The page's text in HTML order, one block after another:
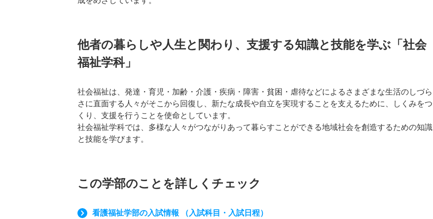
他者の暮らしや人生と関わり、支援する知識と技能を学ぶ「社会
福祉学科」
社会福祉は、発達・育児・加齢・介護・疾病・障害・貧困・虐待などによるさまざまな生活のしづら
さに直面する人々がそこから回復し、新たな成長や自立を実現することを支えるために、しくみをつ
くり、支援を行うことを使命としています。
社会福祉学科では、多様な人々がつながりあって暮らすことができる地域社会を創造するための知識
と技能を学びます。
この学部のことを詳しくチェック
看護福祉学部の入試情報 （入試科目・入試日程）